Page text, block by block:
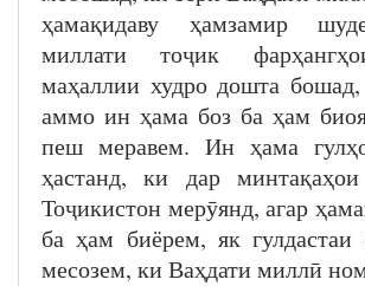
ҳамақидаву ҳамзамир
миллати тоҷик
маҳаллии худро дошта
аммо ин ҳама боз ба ҳам
пеш меравем. Ин ҳама
ҳастанд, ки дар
Тоҷикистон мерӯянд, агар
ба ҳам биёрем, як гулдастаи
месозем, ки Ваҳдати миллӣ